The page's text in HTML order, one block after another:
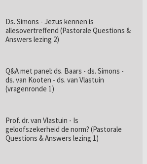
Ds. Simons - Jezus kennen is
allesovertreffend (Pastorale Questions &
Answers lezing 2)
Q&A met panel: ds. Baars - ds. Simons -
ds. van Kooten - ds. van Vlastuin
(vragenronde 1)
Prof. dr. van Vlastuin - Is
geloofszekerheid de norm? (Pastorale
Questions & Answers lezing 1)